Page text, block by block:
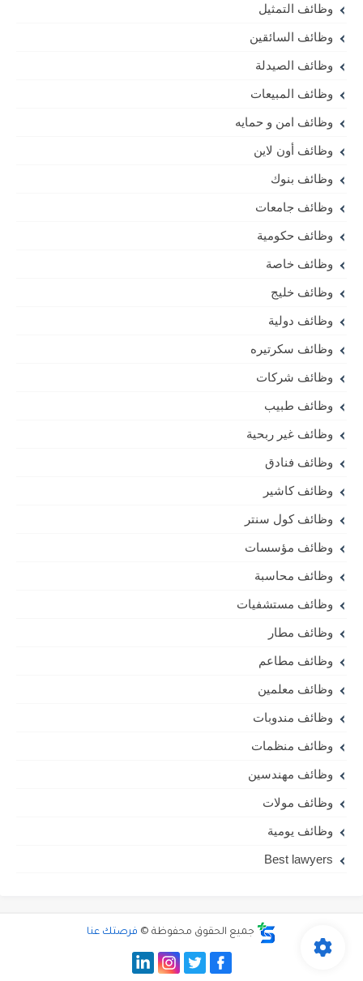
وظائف التمثيل
وظائف السائقين
وظائف الصيدلة
وظائف المبيعات
وظائف امن و حمايه
وظائف أون لاين
وظائف بنوك
وظائف جامعات
وظائف حكومية
وظائف خاصة
وظائف خليج
وظائف دولية
وظائف سكرتيره
وظائف شركات
وظائف طبيب
وظائف غير ربحية
وظائف فنادق
وظائف كاشير
وظائف كول سنتر
وظائف مؤسسات
وظائف محاسبة
وظائف مستشفيات
وظائف مطار
وظائف مطاعم
وظائف معلمين
وظائف مندوبات
وظائف منظمات
وظائف مهندسين
وظائف مولات
وظائف يومية
Best lawyers
جميع الحقوق محفوظة © فرصتك عنا